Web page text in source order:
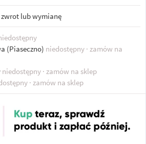
zwrot lub wymianę
(Piaseczno) niedostępny · zamów na
niedostępny · zamów na sklep
· zamów na sklep